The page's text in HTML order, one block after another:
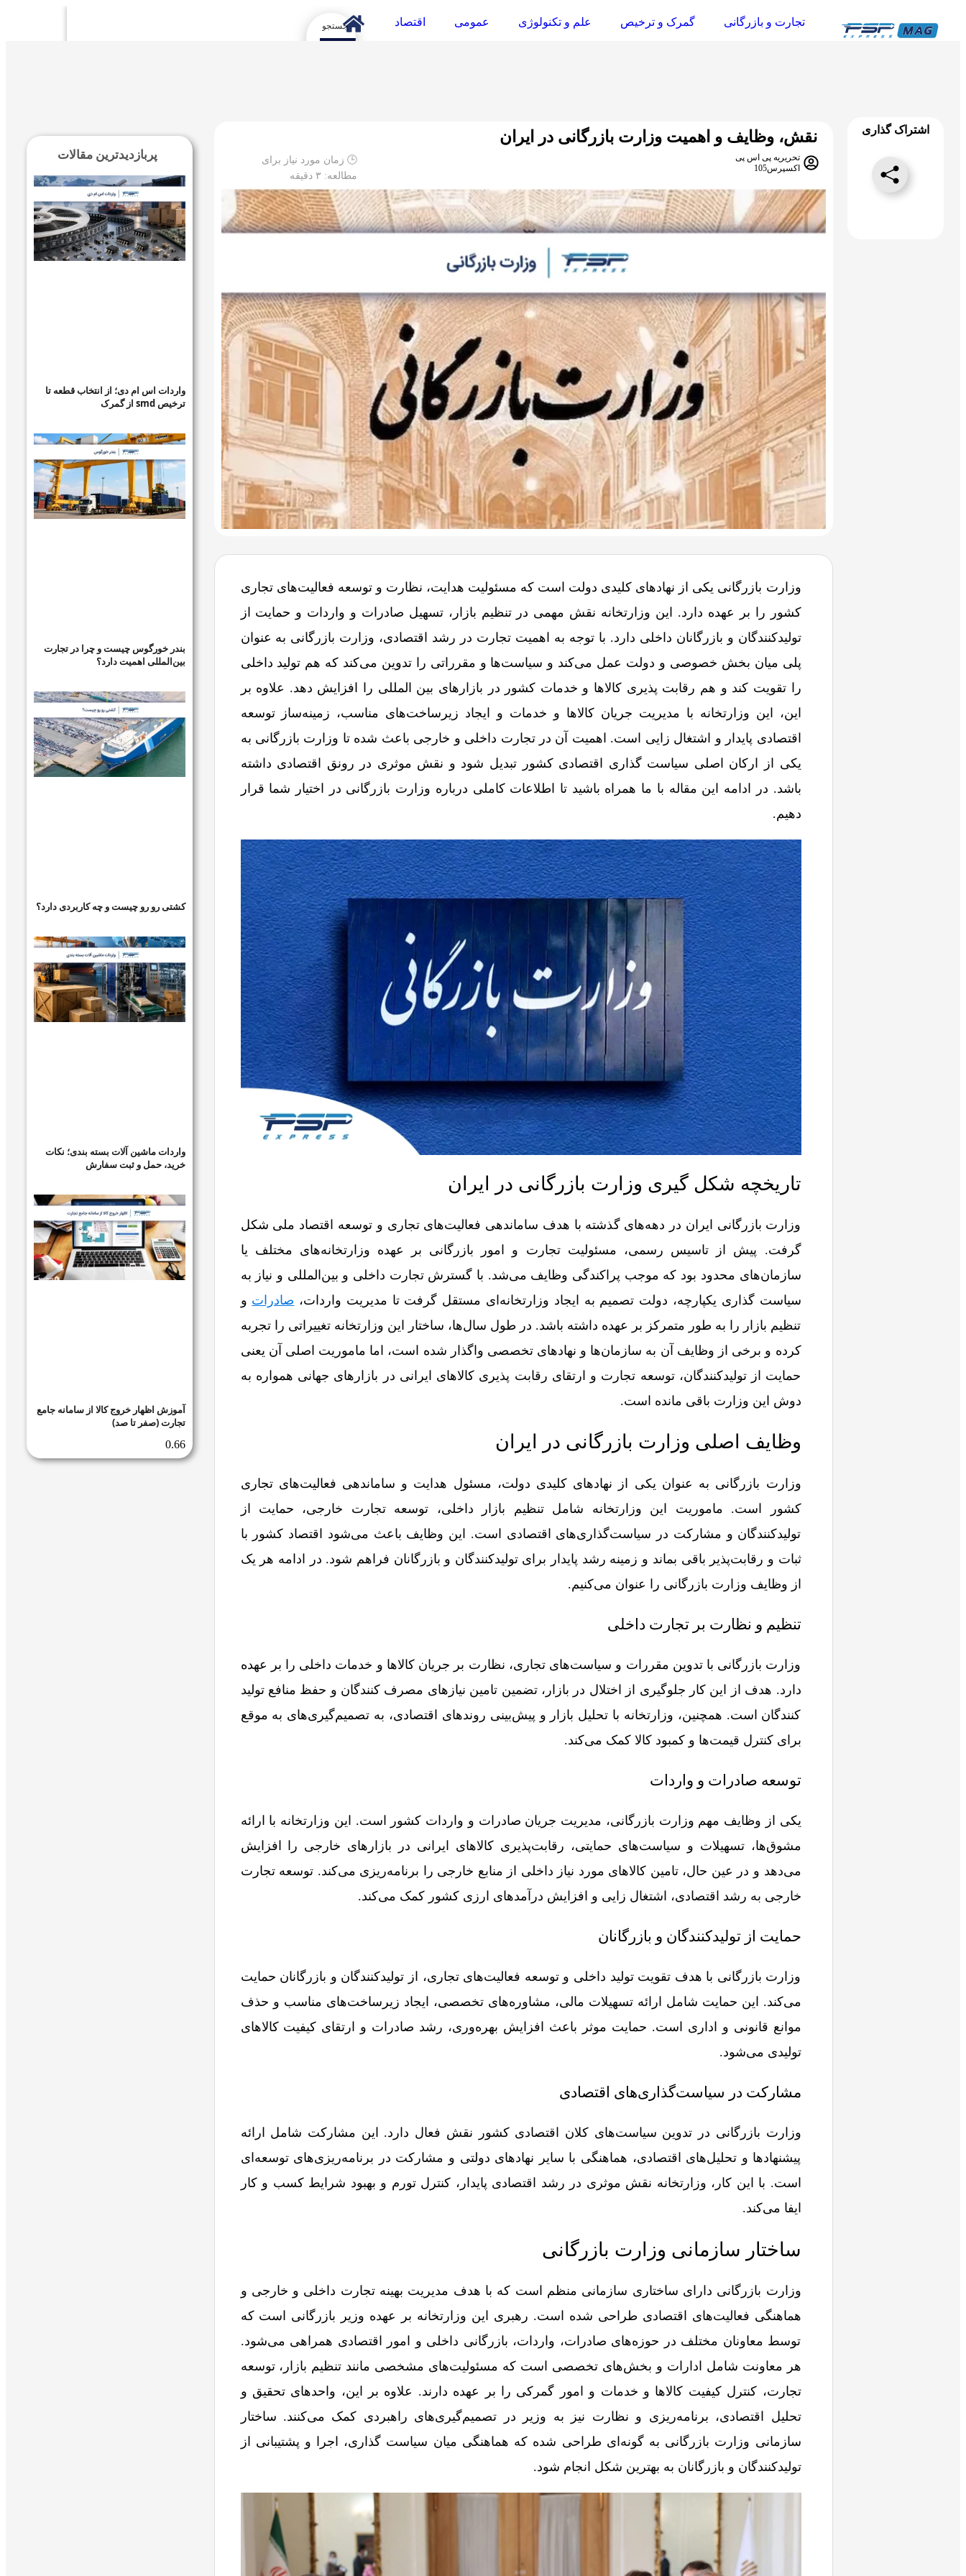
تجارت و بازرگانی گمرک و ترخیص علم و تکنولوژی عمومی اقتصاد
اشتراک گذاری نقش، وظایف و اهمیت وزارت بازرگانی در ایران
تحریریه پی اس پی
اکسپرس105
🕒 زمان مورد نیاز برای
مطالعه: ۳دقیقه
وزارت بازرگانی یکی از نهادهای کلیدی دولت است که مسئولیت هدایت، نظارت و توسعه فعالیت‌های تجاری
کشور را بر عهده دارد. این وزارتخانه نقش مهمی در تنظیم بازار، تسهیل صادرات و واردات و حمایت از
تولیدکنندگان و بازرگانان داخلی دارد. با توجه به اهمیت تجارت در رشد اقتصادی، وزارت بازرگانی به عنوان
پلی میان بخش خصوصی و دولت عمل می‌کند و سیاست‌ها و مقرراتی را تدوین می‌کند که هم تولید داخلی
را تقویت کند و هم رقابت‌ پذیری کالاها و خدمات کشور در بازارهای بین‌ المللی را افزایش دهد. علاوه بر
این، این وزارتخانه با مدیریت جریان کالاها و خدمات و ایجاد زیرساخت‌های مناسب، زمینه‌ساز توسعه
اقتصادی پایدار و اشتغال‌ زایی است. اهمیت آن در تجارت داخلی و خارجی باعث شده تا وزارت بازرگانی به
یکی از ارکان اصلی سیاست‌ گذاری اقتصادی کشور تبدیل شود و نقش موثری در رونق اقتصادی داشته
باشد. در ادامه این مقاله با ما همراه باشید تا اطلاعات کاملی درباره وزارت بازرگانی در اختیار شما قرار
دهیم.
تاریخچه شکل گیری وزارت بازرگانی در ایران
وزارت بازرگانی ایران در دهه‌های گذشته با هدف ساماندهی فعالیت‌های تجاری و توسعه اقتصاد ملی شکل
گرفت. پیش از تاسیس رسمی، مسئولیت تجارت و امور بازرگانی بر عهده وزارتخانه‌های مختلف یا
سازمان‌های محدود بود که موجب پراکندگی وظایف می‌شد. با گسترش تجارت داخلی و بین‌المللی و نیاز به
سیاست‌ گذاری یکپارچه، دولت تصمیم به ایجاد وزارتخانه‌ای مستقل گرفت تا مدیریت واردات، صادرات و
تنظیم بازار را به طور متمرکز بر عهده داشته باشد. در طول سال‌ها، ساختار این وزارتخانه تغییراتی را تجربه
کرده و برخی از وظایف آن به سازمان‌ها و نهادهای تخصصی واگذار شده است، اما ماموریت اصلی آن یعنی
حمایت از تولیدکنندگان، توسعه تجارت و ارتقای رقابت‌ پذیری کالاهای ایرانی در بازارهای جهانی همواره به
دوش این وزارت باقی مانده است.
وظایف اصلی وزارت بازرگانی در ایران
وزارت بازرگانی به عنوان یکی از نهادهای کلیدی دولت، مسئول هدایت و ساماندهی فعالیت‌های تجاری
کشور است. ماموریت این وزارتخانه شامل تنظیم بازار داخلی، توسعه تجارت خارجی، حمایت از
تولیدکنندگان و مشارکت در سیاست‌گذاری‌های اقتصادی است. این وظایف باعث می‌شود اقتصاد کشور با
ثبات و رقابت‌پذیر باقی بماند و زمینه رشد پایدار برای تولیدکنندگان و بازرگانان فراهم شود. در ادامه هر یک
از وظایف وزارت بازرگانی را عنوان می‌کنیم.
تنظیم و نظارت بر تجارت داخلی
وزارت بازرگانی با تدوین مقررات و سیاست‌های تجاری، نظارت بر جریان کالاها و خدمات داخلی را بر عهده
دارد. هدف از این کار جلوگیری از اختلال در بازار، تضمین تامین نیازهای مصرف‌ کنندگان و حفظ منافع تولید
کنندگان است. همچنین، وزارتخانه با تحلیل بازار و پیش‌بینی روندهای اقتصادی، به تصمیم‌گیری‌های به موقع
برای کنترل قیمت‌ها و کمبود کالا کمک می‌کند.
توسعه صادرات و واردات
یکی از وظایف مهم وزارت بازرگانی، مدیریت جریان صادرات و واردات کشور است. این وزارتخانه با ارائه
مشوق‌ها، تسهیلات و سیاست‌های حمایتی، رقابت‌پذیری کالاهای ایرانی در بازارهای خارجی را افزایش
می‌دهد و در عین حال، تامین کالاهای مورد نیاز داخلی از منابع خارجی را برنامه‌ریزی می‌کند. توسعه تجارت
خارجی به رشد اقتصادی، اشتغال‌ زایی و افزایش درآمدهای ارزی کشور کمک می‌کند.
حمایت از تولیدکنندگان و بازرگانان
وزارت بازرگانی با هدف تقویت تولید داخلی و توسعه فعالیت‌های تجاری، از تولیدکنندگان و بازرگانان حمایت
می‌کند. این حمایت شامل ارائه تسهیلات مالی، مشاوره‌های تخصصی، ایجاد زیرساخت‌های مناسب و حذف
موانع قانونی و اداری است. حمایت موثر باعث افزایش بهره‌وری، رشد صادرات و ارتقای کیفیت کالاهای
تولیدی می‌شود.
مشارکت در سیاست‌گذاری‌های اقتصادی
وزارت بازرگانی در تدوین سیاست‌های کلان اقتصادی کشور نقش فعال دارد. این مشارکت شامل ارائه
پیشنهادها و تحلیل‌های اقتصادی، هماهنگی با سایر نهادهای دولتی و مشارکت در برنامه‌ریزی‌های توسعه‌ای
است. با این کار، وزارتخانه نقش موثری در رشد اقتصادی پایدار، کنترل تورم و بهبود شرایط کسب و کار
ایفا می‌کند.
ساختار سازمانی وزارت بازرگانی
وزارت بازرگانی دارای ساختاری سازمانی منظم است که با هدف مدیریت بهینه تجارت داخلی و خارجی و
هماهنگی فعالیت‌های اقتصادی طراحی شده است. رهبری این وزارتخانه بر عهده وزیر بازرگانی است که
توسط معاونان مختلف در حوزه‌های صادرات، واردات، بازرگانی داخلی و امور اقتصادی همراهی می‌شود.
هر معاونت شامل ادارات و بخش‌های تخصصی است که مسئولیت‌های مشخصی مانند تنظیم بازار، توسعه
تجارت، کنترل کیفیت کالاها و خدمات و امور گمرکی را بر عهده دارند. علاوه بر این، واحدهای تحقیق و
تحلیل اقتصادی، برنامه‌ریزی و نظارت نیز به وزیر در تصمیم‌گیری‌های راهبردی کمک می‌کنند. ساختار
سازمانی وزارت بازرگانی به گونه‌ای طراحی شده که هماهنگی میان سیاست‌ گذاری، اجرا و پشتیبانی از
تولیدکنندگان و بازرگانان به بهترین شکل انجام شود.
پربازدیدترین مقالات
واردات اس ام دی؛ از انتخاب قطعه تا
ترخیص smd از گمرک
بندر خورگوس چیست و چرا در تجارت
بین‌المللی اهمیت دارد؟
کشتی رو رو چیست و چه کاربردی دارد؟
واردات ماشین آلات بسته بندی؛ نکات
خرید، حمل و ثبت سفارش
آموزش اظهار خروج کالا از سامانه جامع
تجارت (صفر تا صد)